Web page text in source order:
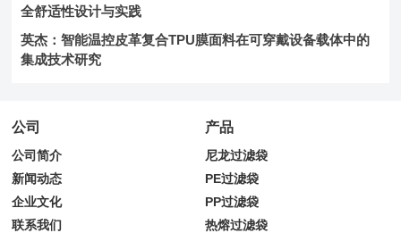
全舒适性设计与实践
英杰：智能温控皮革复合TPU膜面料在可穿戴设备载体中的
集成技术研究
公司
公司简介
新闻动态
企业文化
联系我们
产品
尼龙过滤袋
PE过滤袋
PP过滤袋
热熔过滤袋